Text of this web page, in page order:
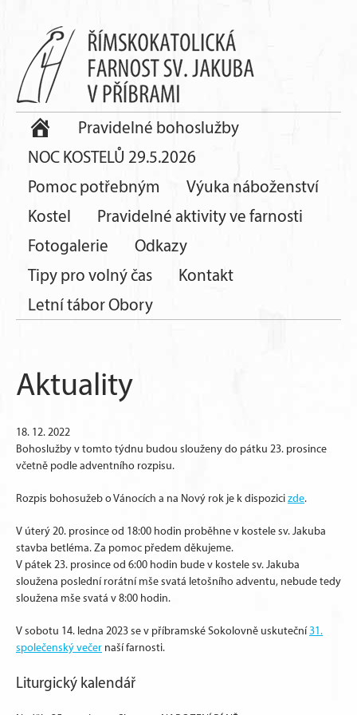
Pravidelné bohoslužby
NOC KOSTELŮ 29.5.2026
Pomoc potřebným
Výuka náboženství
Kostel
Pravidelné aktivity ve farnosti
Fotogalerie
Odkazy
Tipy pro volný čas
Kontakt
Letní tábor Obory
Aktuality
18. 12. 2022
Bohoslužby v tomto týdnu budou slouženy do pátku 23. prosince
včetně podle adventního rozpisu.
Rozpis bohosužeb o Vánocích a na Nový rok je k dispozicizde.
V úterý 20. prosince od 18:00 hodin proběhne v kostele sv. Jakuba
stavba betléma. Za pomoc předem děkujeme.
V pátek 23. prosince od 6:00 hodin bude v kostele sv. Jakuba
sloužena poslední rorátní mše svatá letošního adventu, nebude tedy
sloužena mše svatá v 8:00 hodin.
V sobotu 14. ledna 2023 se v příbramské Sokolovně uskuteční31.
společenský večer naší farnosti.
Liturgický kalendář